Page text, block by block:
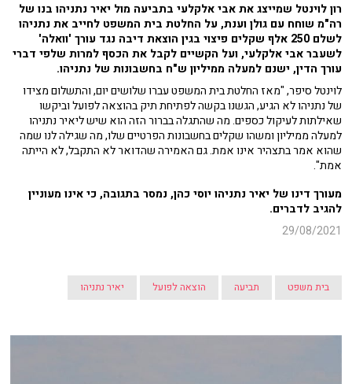
רון לוינטל שמייצג את אבי אלקלעי בתביעה מול יאיר נתניהו בנו של
רה"מ שוחח עם גולן וענת, על החלטת בית המשפט לחייב את נתניהו
לשלם 250 אלף שקלים פיצוי בגין הוצאת דיבה נגד עורך 'וואלה'
לשעבר אבי אלקלעי, ועל הקשיים לקבל את הכסף למרות שלפי דברי
עורך הדין, ישנם למעלה ממיליון ש"ח בחשבונות של נתניהו.
לוינטל סיפר, "מאז החלטת בית המשפט עברו שלושים יום, והתשלום מצידו
של נתניהו לא הגיע, הגשנו בקשה לפתיחת תיק בהוצאה לפועל וביקשו
שאילתות לעיקול כספים. מה שהתגלה בברור הזה הוא שיש ליאיר נתניהו
למעלה ממיליון ומשהו שקלים בחשבונות הפרטיים שלו, מה שגילה לנו שמה
שהוא אמר בתצהיר אינו אמת. גם האמירה שהדואר לא התקבל, לא הייתה
אמת".
מעורך דינו של יאיר נתניהו יוסי כהן, נמסר בתגובה, כי אינו מעוניין
להגיב לדברים.
29/08/2021
בית משפט תביעה הוצאה לפועל יאיר נתניהו